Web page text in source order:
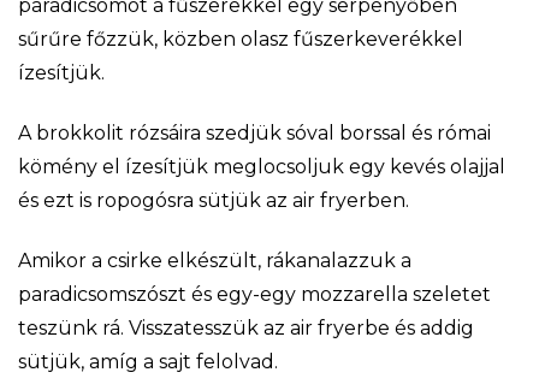
paradicsomot a fűszerekkel egy serpenyőben
sűrűre főzzük, közben olasz fűszerkeverékkel
ízesítjük.
A brokkolit rózsáira szedjük sóval borssal és római
kömény el ízesítjük meglocsoljuk egy kevés olajjal
és ezt is ropogósra sütjük az air fryerben.
Amikor a csirke elkészült, rákanalazzuk a
paradicsomszószt és egy-egy mozzarella szeletet
teszünk rá. Visszatesszük az air fryerbe és addig
sütjük, amíg a sajt felolvad.